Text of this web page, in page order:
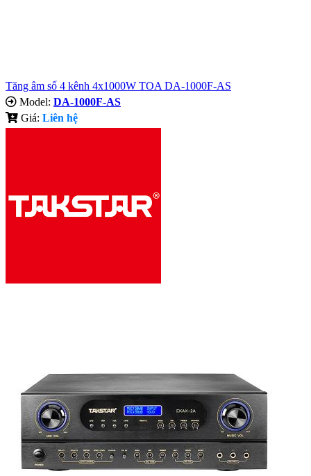
Tăng âm số 4 kênh 4x1000W TOA DA-1000F-AS
Model: DA-1000F-AS
Giá: Liên hệ